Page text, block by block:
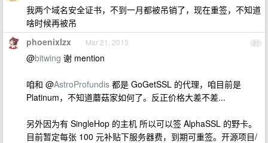
我两个域名安全证书，不到一月都被吊销了，现在重签，不知道
啥时候再被吊
21
phoenixlzx Mar 21, 2015
@bitwing 谢 mention
咱和 @AstroProfundis 都是 GoGetSSL 的代理，咱目前是
Platinum，不知道蘑菇家如何了。反正价格大差不差...
另外因为有 SingleHop 的主机 所以可以签 AlphaSSL 的野卡。
目前暂定每张 100 元补贴下服务器费，到期可重签。开源项目/